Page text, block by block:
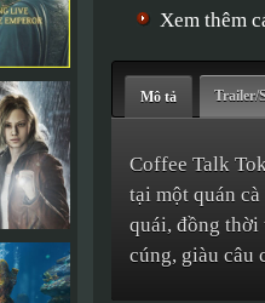
Xem thêm
Mô tả Trailer/
Coffee Talk
tại một quán
quái, đồng thời
cúng, giàu câu